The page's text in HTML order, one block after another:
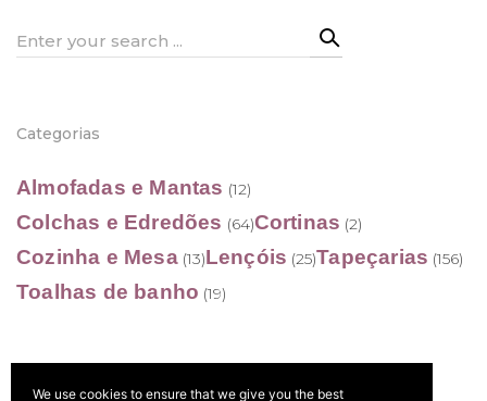
Search
Categorias
Almofadas e Mantas (12)
Colchas e Edredões (64)Cortinas (2)
Cozinha e Mesa (13)Lençóis (25)Tapeçarias (156)
Toalhas de banho (19)
We use cookies to ensure that we give you the best